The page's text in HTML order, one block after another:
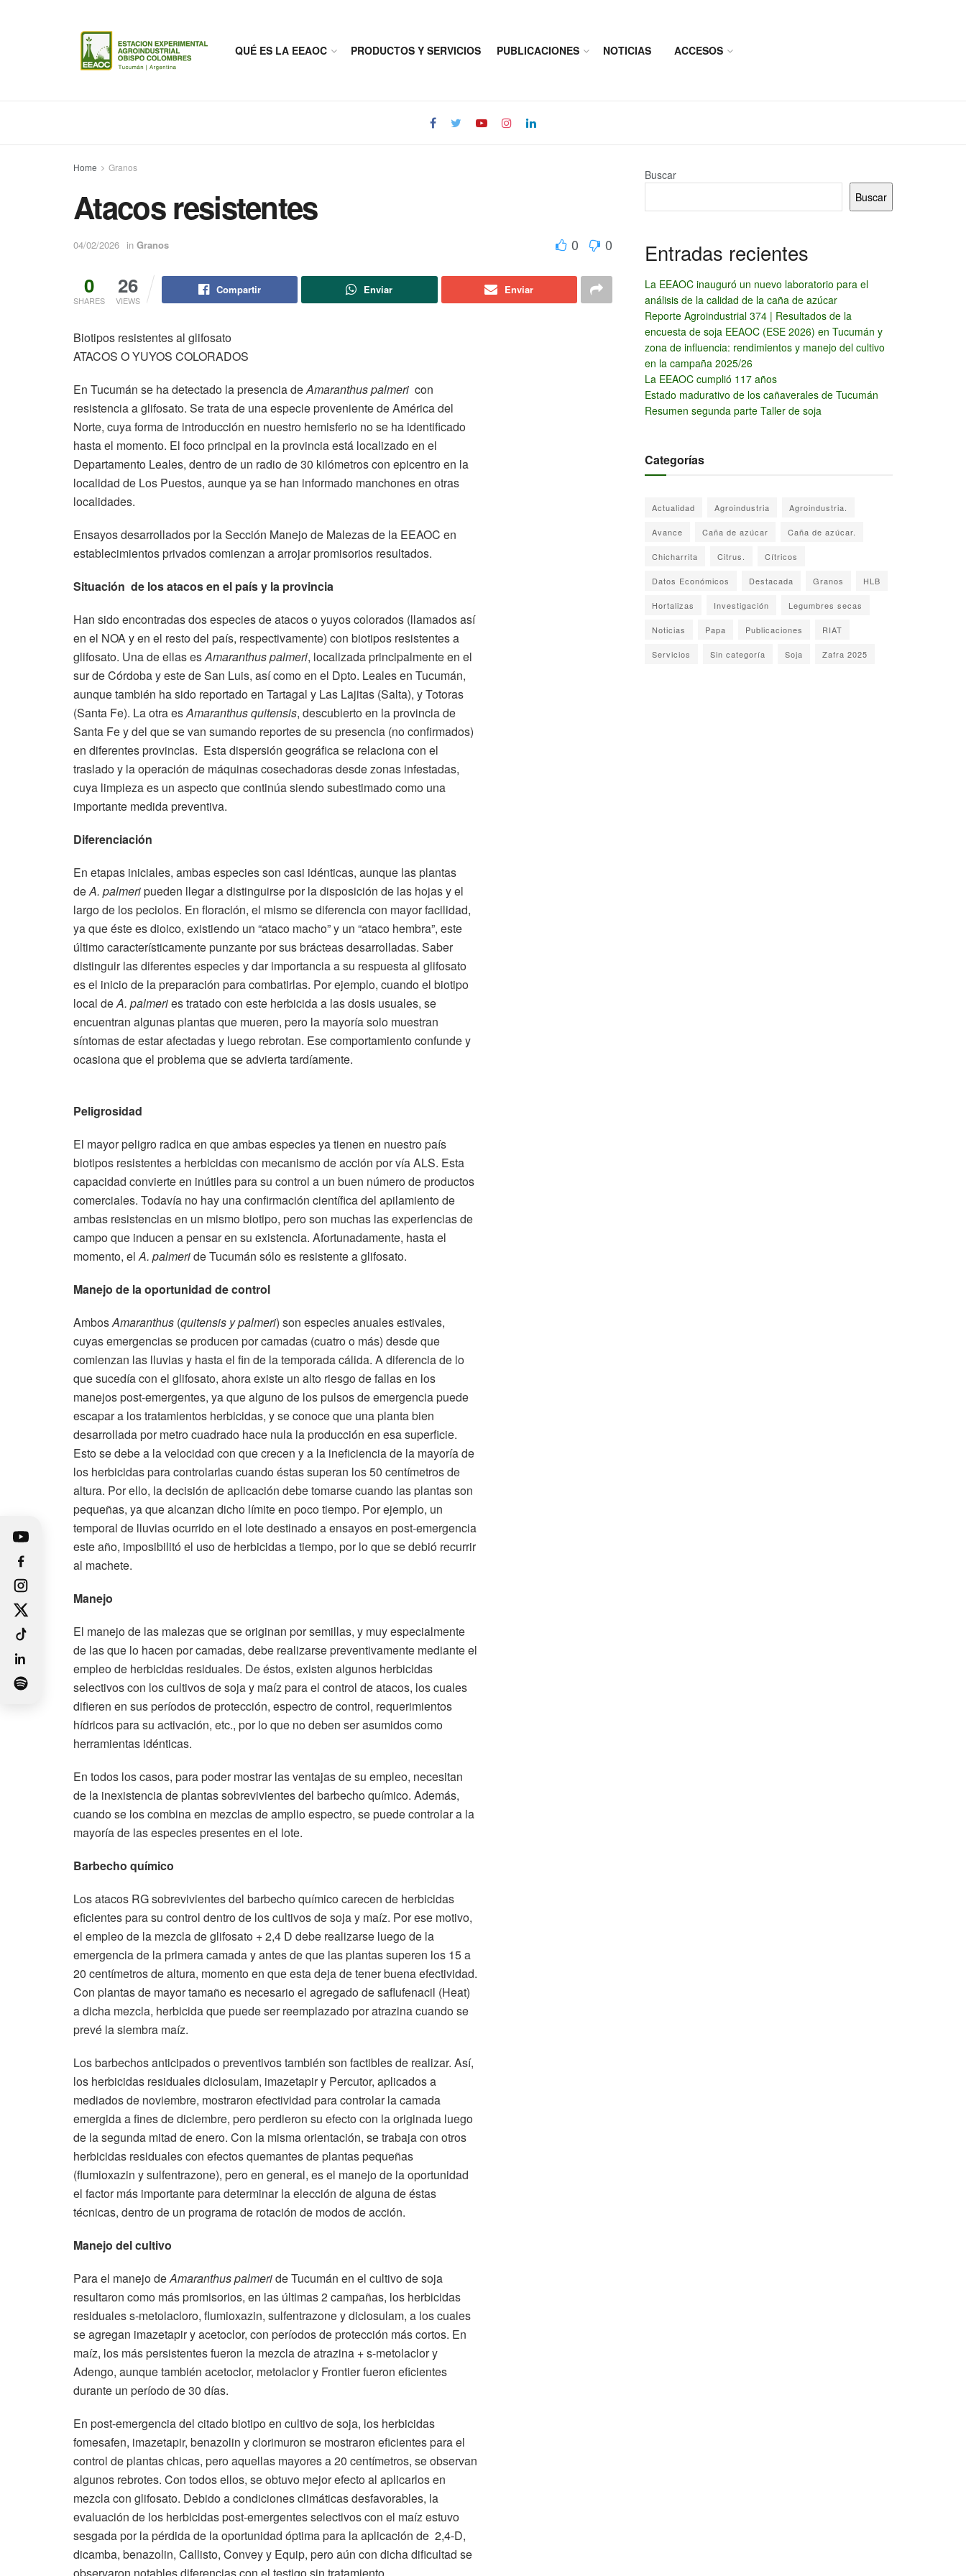
QUÉ ES LA EEAOC PRODUCTOS Y SERVICIOS PUBLICACIONES NOTICIAS ACCESOS
Home Granos
Atacos resistentes
04/02/2026 in Granos 0 0
0
SHARES
26
VIEWS
Compartir Enviar Enviar
Biotipos resistentes al glifosato
ATACOS O YUYOS COLORADOS
En Tucumán se ha detectado la presencia deAmaranthus palmeri con
resistencia a glifosato. Se trata de una especie proveniente de América del
Norte, cuya forma de introducción en nuestro hemisferio no se ha identificado
hasta el momento. El foco principal en la provincia está localizado en el
Departamento Leales, dentro de un radio de 30 kilómetros con epicentro en la
localidad de Los Puestos, aunque ya se han informado manchones en otras
localidades.
Ensayos desarrollados por la Sección Manejo de Malezas de la EEAOC en
establecimientos privados comienzan a arrojar promisorios resultados.
Situación de los atacos en el país y la provincia
Han sido encontradas dos especies de atacos o yuyos colorados (llamados así
en el NOA y en el resto del país, respectivamente) con biotipos resistentes a
glifosato. Una de ellas esAmaranthus palmeri, localizada principalmente en el
sur de Córdoba y este de San Luis, así como en el Dpto. Leales en Tucumán,
aunque también ha sido reportado en Tartagal y Las Lajitas (Salta), y Totoras
(Santa Fe). La otra esAmaranthus quitensis, descubierto en la provincia de
Santa Fe y del que se van sumando reportes de su presencia (no confirmados)
en diferentes provincias. Esta dispersión geográfica se relaciona con el
traslado y la operación de máquinas cosechadoras desde zonas infestadas,
cuya limpieza es un aspecto que continúa siendo subestimado como una
importante medida preventiva.
Diferenciación
En etapas iniciales, ambas especies son casi idénticas, aunque las plantas
deA. palmeripueden llegar a distinguirse por la disposición de las hojas y el
largo de los peciolos. En floración, el mismo se diferencia con mayor facilidad,
ya que éste es dioico, existiendo un “ataco macho” y un “ataco hembra”, este
último característicamente punzante por sus brácteas desarrolladas. Saber
distinguir las diferentes especies y dar importancia a su respuesta al glifosato
es el inicio de la preparación para combatirlas. Por ejemplo, cuando el biotipo
local deA. palmeries tratado con este herbicida a las dosis usuales, se
encuentran algunas plantas que mueren, pero la mayoría solo muestran
síntomas de estar afectadas y luego rebrotan. Ese comportamiento confunde y
ocasiona que el problema que se advierta tardíamente.
Peligrosidad
El mayor peligro radica en que ambas especies ya tienen en nuestro país
biotipos resistentes a herbicidas con mecanismo de acción por vía ALS. Esta
capacidad convierte en inútiles para su control a un buen número de productos
comerciales. Todavía no hay una confirmación científica del apilamiento de
ambas resistencias en un mismo biotipo, pero son muchas las experiencias de
campo que inducen a pensar en su existencia. Afortunadamente, hasta el
momento, elA. palmeride Tucumán sólo es resistente a glifosato.
Manejo de la oportunidad de control
AmbosAmaranthus (quitensis y palmeri) son especies anuales estivales,
cuyas emergencias se producen por camadas (cuatro o más) desde que
comienzan las lluvias y hasta el fin de la temporada cálida. A diferencia de lo
que sucedía con el glifosato, ahora existe un alto riesgo de fallas en los
manejos post-emergentes, ya que alguno de los pulsos de emergencia puede
escapar a los tratamientos herbicidas, y se conoce que una planta bien
desarrollada por metro cuadrado hace nula la producción en esa superficie.
Esto se debe a la velocidad con que crecen y a la ineficiencia de la mayoría de
los herbicidas para controlarlas cuando éstas superan los 50 centímetros de
altura. Por ello, la decisión de aplicación debe tomarse cuando las plantas son
pequeñas, ya que alcanzan dicho límite en poco tiempo. Por ejemplo, un
temporal de lluvias ocurrido en el lote destinado a ensayos en post-emergencia
este año, imposibilitó el uso de herbicidas a tiempo, por lo que se debió recurrir
al machete.
Manejo
El manejo de las malezas que se originan por semillas, y muy especialmente
de las que lo hacen por camadas, debe realizarse preventivamente mediante el
empleo de herbicidas residuales. De éstos, existen algunos herbicidas
selectivos con los cultivos de soja y maíz para el control de atacos, los cuales
difieren en sus períodos de protección, espectro de control, requerimientos
hídricos para su activación, etc., por lo que no deben ser asumidos como
herramientas idénticas.
En todos los casos, para poder mostrar las ventajas de su empleo, necesitan
de la inexistencia de plantas sobrevivientes del barbecho químico. Además,
cuando se los combina en mezclas de amplio espectro, se puede controlar a la
mayoría de las especies presentes en el lote.
Barbecho químico
Los atacos RG sobrevivientes del barbecho químico carecen de herbicidas
eficientes para su control dentro de los cultivos de soja y maíz. Por ese motivo,
el empleo de la mezcla de glifosato + 2,4 D debe realizarse luego de la
emergencia de la primera camada y antes de que las plantas superen los 15 a
20 centímetros de altura, momento en que esta deja de tener buena efectividad.
Con plantas de mayor tamaño es necesario el agregado de saflufenacil (Heat)
a dicha mezcla, herbicida que puede ser reemplazado por atrazina cuando se
prevé la siembra maíz.
Los barbechos anticipados o preventivos también son factibles de realizar. Así,
los herbicidas residuales diclosulam, imazetapir y Percutor, aplicados a
mediados de noviembre, mostraron efectividad para controlar la camada
emergida a fines de diciembre, pero perdieron su efecto con la originada luego
de la segunda mitad de enero. Con la misma orientación, se trabaja con otros
herbicidas residuales con efectos quemantes de plantas pequeñas
(flumioxazin y sulfentrazone), pero en general, es el manejo de la oportunidad
el factor más importante para determinar la elección de alguna de éstas
técnicas, dentro de un programa de rotación de modos de acción.
Manejo del cultivo
Para el manejo deAmaranthus palmeride Tucumán en el cultivo de soja
resultaron como más promisorios, en las últimas 2 campañas, los herbicidas
residuales s-metolacloro, flumioxazin, sulfentrazone y diclosulam, a los cuales
se agregan imazetapir y acetoclor, con períodos de protección más cortos. En
maíz, los más persistentes fueron la mezcla de atrazina + s-metolaclor y
Adengo, aunque también acetoclor, metolaclor y Frontier fueron eficientes
durante un período de 30 días.
En post-emergencia del citado biotipo en cultivo de soja, los herbicidas
fomesafen, imazetapir, benazolin y clorimuron se mostraron eficientes para el
control de plantas chicas, pero aquellas mayores a 20 centímetros, se observan
algunos rebrotes. Con todos ellos, se obtuvo mejor efecto al aplicarlos en
mezcla con glifosato. Debido a condiciones climáticas desfavorables, la
evaluación de los herbicidas post-emergentes selectivos con el maíz estuvo
sesgada por la pérdida de la oportunidad óptima para la aplicación de 2,4-D,
dicamba, benazolin, Callisto, Convey y Equip, pero aún con dicha dificultad se
observaron notables diferencias con el testigo sin tratamiento.
Buscar
Buscar
Entradas recientes
La EEAOC inauguró un nuevo laboratorio para el
análisis de la calidad de la caña de azúcar
Reporte Agroindustrial 374 | Resultados de la
encuesta de soja EEAOC (ESE 2026) en Tucumán y
zona de influencia: rendimientos y manejo del cultivo
en la campaña 2025/26
La EEAOC cumplió 117 años
Estado madurativo de los cañaverales de Tucumán
Resumen segunda parte Taller de soja
Categorías
Actualidad Agroindustria Agroindustria.
Avance Caña de azúcar Caña de azúcar.
Chicharrita Citrus. Cítricos
Datos Económicos Destacada Granos HLB
Hortalizas Investigación Legumbres secas
Noticias Papa Publicaciones RIAT
Servicios Sin categoría Soja Zafra 2025